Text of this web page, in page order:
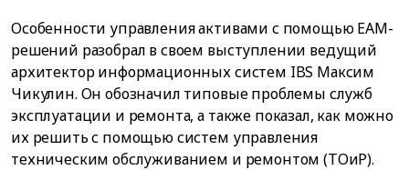
Особенности управления активами с помощью EAM-
решений разобрал в своем выступлении ведущий
архитектор информационных систем IBS Максим
Чикулин. Он обозначил типовые проблемы служб
эксплуатации и ремонта, а также показал, как можно
их решить с помощью систем управления
техническим обслуживанием и ремонтом (ТОиР).